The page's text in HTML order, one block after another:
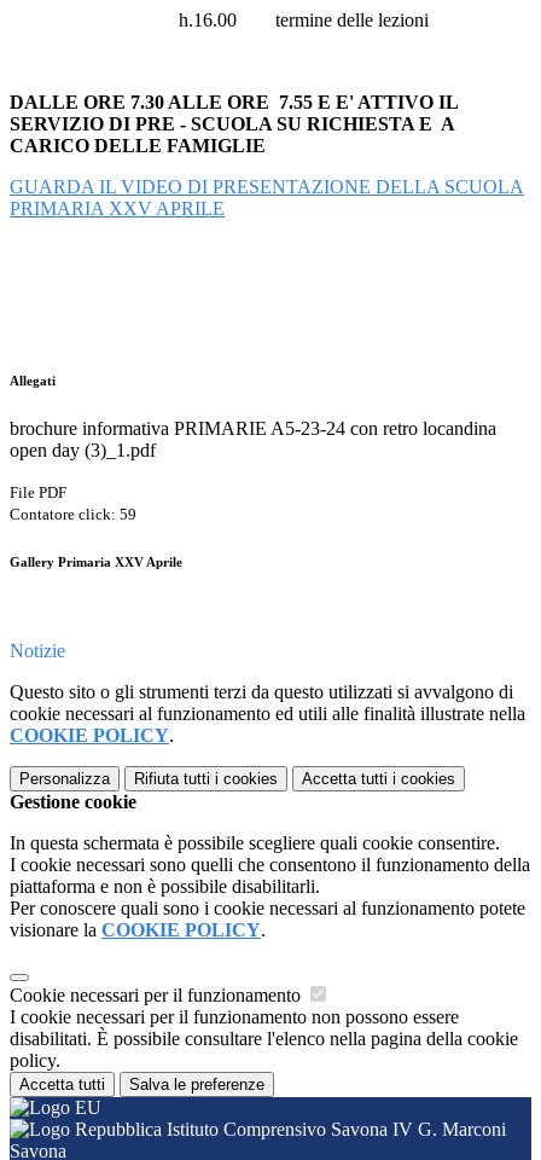
h.16.00 termine delle lezioni
DALLE ORE 7.30 ALLE ORE 7.55 E E' ATTIVO IL
SERVIZIO DI PRE - SCUOLA SU RICHIESTA E A
CARICO DELLE FAMIGLIE
GUARDA IL VIDEO DI PRESENTAZIONE DELLA SCUOLA
PRIMARIA XXV APRILE
Allegati
brochure informativa PRIMARIE A5-23-24 con retro locandina
open day (3)_1.pdf
File PDF
Contatore click: 59
Gallery Primaria XXV Aprile
Notizie
Questo sito o gli strumenti terzi da questo utilizzati si avvalgono di
cookie necessari al funzionamento ed utili alle finalità illustrate nella
COOKIE POLICY.
Personalizza Rifiuta tutti i cookies Accetta tutti i cookies
Gestione cookie
In questa schermata è possibile scegliere quali cookie consentire.
I cookie necessari sono quelli che consentono il funzionamento della
piattaforma e non è possibile disabilitarli.
Per conoscere quali sono i cookie necessari al funzionamento potete
visionare la COOKIE POLICY.
Cookie necessari per il funzionamento
I cookie necessari per il funzionamento non possono essere
disabilitati. È possibile consultare l'elenco nella pagina della cookie
policy.
Accetta tutti Salva le preferenze
Istituto Comprensivo Savona IV G. Marconi
Savona